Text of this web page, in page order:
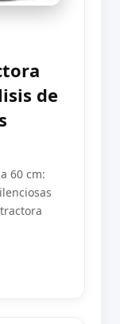
de
60 cm: